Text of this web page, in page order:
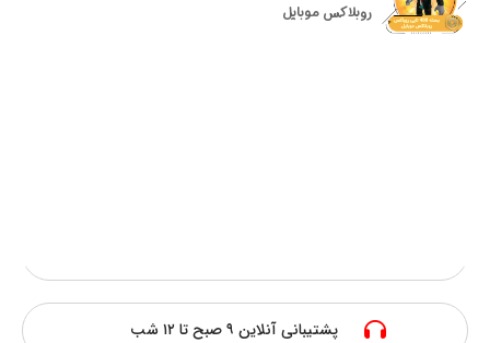
روبلاکس موبایل
پشتیبانی آنلاین ۹ صبح تا ۱۲ شب